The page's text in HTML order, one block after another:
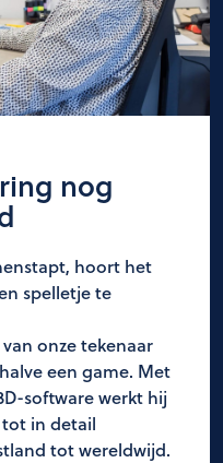
nog
hoort het
spelletje te
onze tekenaar
een game. Met
software werkt hij
in detail
tot wereldwijd.